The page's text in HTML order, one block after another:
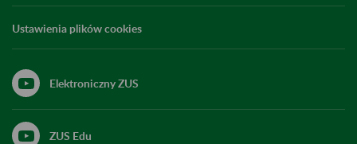
Ustawienia plików cookies
Elektroniczny ZUS
ZUS Edu